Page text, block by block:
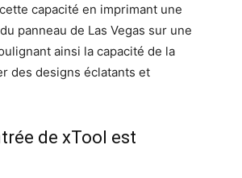
capacité en imprimant une
panneau de Las Vegas sur une
ainsi la capacité de la
des designs éclatants et
de xTool est